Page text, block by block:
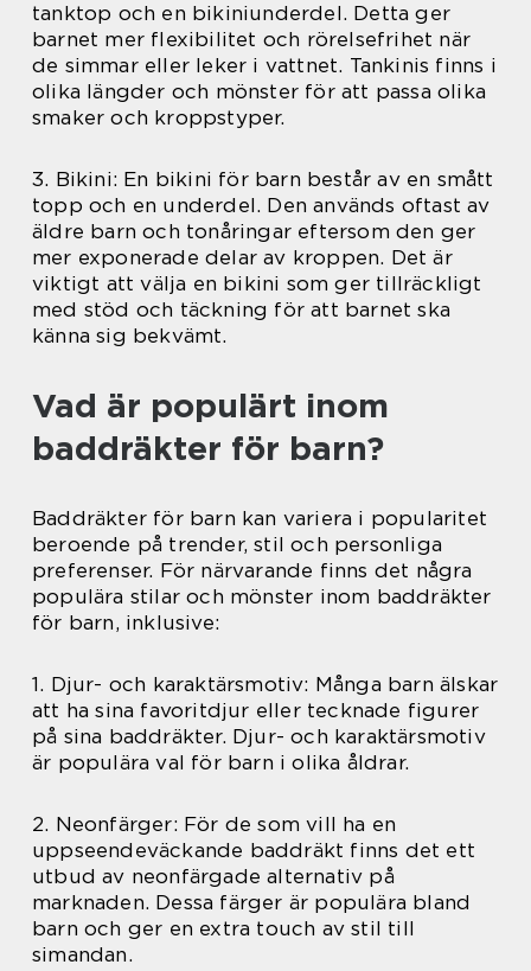
tanktop och en bikiniunderdel. Detta ger
barnet mer flexibilitet och rörelsefrihet när
de simmar eller leker i vattnet. Tankinis finns i
olika längder och mönster för att passa olika
smaker och kroppstyper.
3. Bikini: En bikini för barn består av en smått
topp och en underdel. Den används oftast av
äldre barn och tonåringar eftersom den ger
mer exponerade delar av kroppen. Det är
viktigt att välja en bikini som ger tillräckligt
med stöd och täckning för att barnet ska
känna sig bekvämt.
Vad är populärt inom
baddräkter för barn?
Baddräkter för barn kan variera i popularitet
beroende på trender, stil och personliga
preferenser. För närvarande finns det några
populära stilar och mönster inom baddräkter
för barn, inklusive:
1. Djur- och karaktärsmotiv: Många barn älskar
att ha sina favoritdjur eller tecknade figurer
på sina baddräkter. Djur- och karaktärsmotiv
är populära val för barn i olika åldrar.
2. Neonfärger: För de som vill ha en
uppseendeväckande baddräkt finns det ett
utbud av neonfärgade alternativ på
marknaden. Dessa färger är populära bland
barn och ger en extra touch av stil till
simandan.